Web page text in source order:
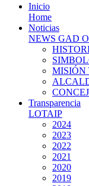
Inicio
Home
Noticias
NEWS GAD
MISIÓN
Transparencia
LOTAIP
2024
2023
2022
2021
2020
2019